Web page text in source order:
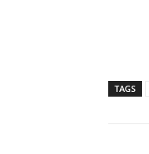
TAGS